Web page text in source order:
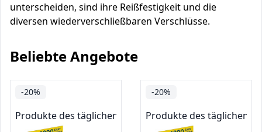
unterscheiden, sind ihre Reißfestigkeit und die
diversen wiederverschließbaren Verschlüsse.
Beliebte Angebote
-20%
Produkte des täglichen Bedarfs: Gesundheit
-20%
Produkte des täglichen